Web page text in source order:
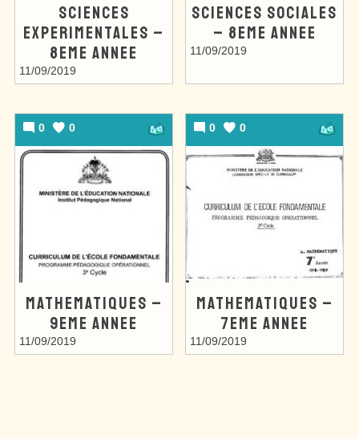
SCIENCES
EXPERIMENTALES –
8EME ANNEE
11/09/2019
SCIENCES SOCIALES
– 8EME ANNEE
11/09/2019
0 0
MATHEMATIQUES –
9EME ANNEE
11/09/2019
0 0
MATHEMATIQUES –
7EME ANNEE
11/09/2019